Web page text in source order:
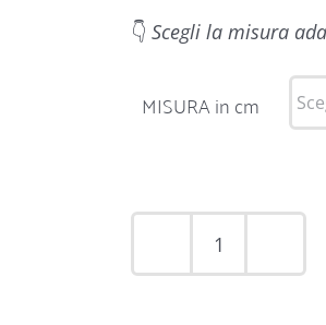
👇 Scegli la misura
MISURA in cm
Tappeto